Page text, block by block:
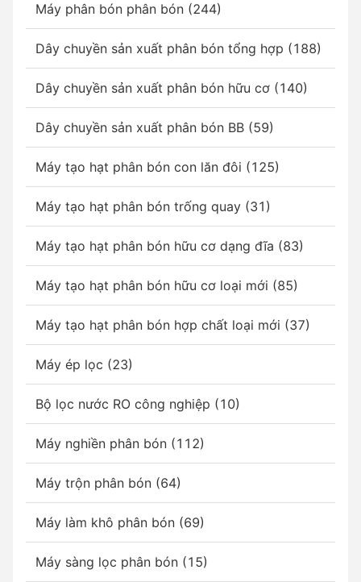
Máy phân bón phân bón (244)
Dây chuyền sản xuất phân bón tổng hợp (188)
Dây chuyền sản xuất phân bón hữu cơ (140)
Dây chuyền sản xuất phân bón BB (59)
Máy tạo hạt phân bón con lăn đôi (125)
Máy tạo hạt phân bón trống quay (31)
Máy tạo hạt phân bón hữu cơ dạng đĩa (83)
Máy tạo hạt phân bón hữu cơ loại mới (85)
Máy tạo hạt phân bón hợp chất loại mới (37)
Máy ép lọc (23)
Bộ lọc nước RO công nghiệp (10)
Máy nghiền phân bón (112)
Máy trộn phân bón (64)
Máy làm khô phân bón (69)
Máy sàng lọc phân bón (15)